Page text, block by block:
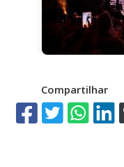
Compartilhar